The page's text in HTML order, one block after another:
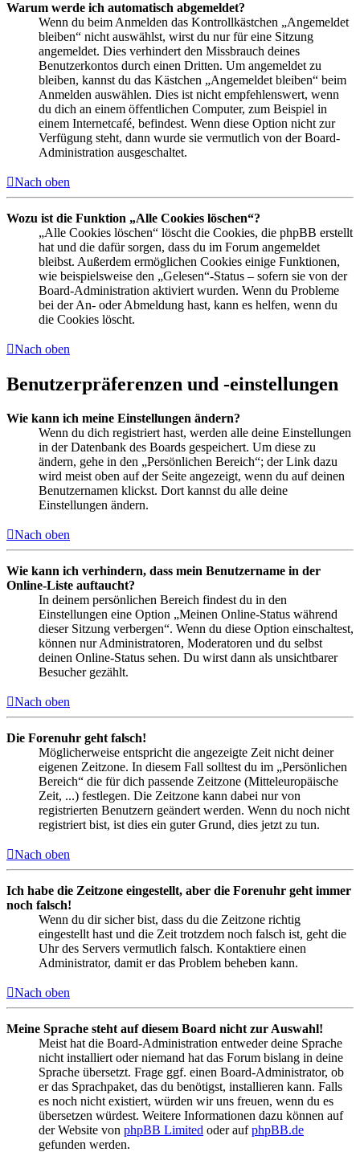
Warum werde ich automatisch abgemeldet?
Wenn du beim Anmelden das Kontrollkästchen „Angemeldet
bleiben“ nicht auswählst, wirst du nur für eine Sitzung
angemeldet. Dies verhindert den Missbrauch deines
Benutzerkontos durch einen Dritten. Um angemeldet zu
bleiben, kannst du das Kästchen „Angemeldet bleiben“ beim
Anmelden auswählen. Dies ist nicht empfehlenswert, wenn
du dich an einem öffentlichen Computer, zum Beispiel in
einem Internetcafé, befindest. Wenn diese Option nicht zur
Verfügung steht, dann wurde sie vermutlich von der Board-
Administration ausgeschaltet.
Nach oben
Wozu ist die Funktion „Alle Cookies löschen“?
„Alle Cookies löschen“ löscht die Cookies, die phpBB erstellt
hat und die dafür sorgen, dass du im Forum angemeldet
bleibst. Außerdem ermöglichen Cookies einige Funktionen,
wie beispielsweise den „Gelesen“-Status – sofern sie von der
Board-Administration aktiviert wurden. Wenn du Probleme
bei der An- oder Abmeldung hast, kann es helfen, wenn du
die Cookies löscht.
Nach oben
Benutzerpräferenzen und -einstellungen
Wie kann ich meine Einstellungen ändern?
Wenn du dich registriert hast, werden alle deine Einstellungen
in der Datenbank des Boards gespeichert. Um diese zu
ändern, gehe in den „Persönlichen Bereich“; der Link dazu
wird meist oben auf der Seite angezeigt, wenn du auf deinen
Benutzernamen klickst. Dort kannst du alle deine
Einstellungen ändern.
Nach oben
Wie kann ich verhindern, dass mein Benutzername in der
Online-Liste auftaucht?
In deinem persönlichen Bereich findest du in den
Einstellungen eine Option „Meinen Online-Status während
dieser Sitzung verbergen“. Wenn du diese Option einschaltest,
können nur Administratoren, Moderatoren und du selbst
deinen Online-Status sehen. Du wirst dann als unsichtbarer
Besucher gezählt.
Nach oben
Die Forenuhr geht falsch!
Möglicherweise entspricht die angezeigte Zeit nicht deiner
eigenen Zeitzone. In diesem Fall solltest du im „Persönlichen
Bereich“ die für dich passende Zeitzone (Mitteleuropäische
Zeit, ...) festlegen. Die Zeitzone kann dabei nur von
registrierten Benutzern geändert werden. Wenn du noch nicht
registriert bist, ist dies ein guter Grund, dies jetzt zu tun.
Nach oben
Ich habe die Zeitzone eingestellt, aber die Forenuhr geht immer
noch falsch!
Wenn du dir sicher bist, dass du die Zeitzone richtig
eingestellt hast und die Zeit trotzdem noch falsch ist, geht die
Uhr des Servers vermutlich falsch. Kontaktiere einen
Administrator, damit er das Problem beheben kann.
Nach oben
Meine Sprache steht auf diesem Board nicht zur Auswahl!
Meist hat die Board-Administration entweder deine Sprache
nicht installiert oder niemand hat das Forum bislang in deine
Sprache übersetzt. Frage ggf. einen Board-Administrator, ob
er das Sprachpaket, das du benötigst, installieren kann. Falls
es noch nicht existiert, würden wir uns freuen, wenn du es
übersetzen würdest. Weitere Informationen dazu können auf
der Website von phpBB Limited oder aufphpBB.de
gefunden werden.